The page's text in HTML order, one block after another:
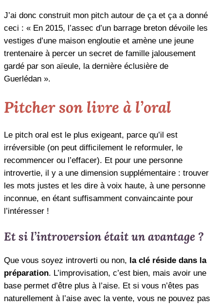
J’ai donc construit mon pitch autour de ça et ça a donné
ceci : « En 2015, l’assec d’un barrage breton dévoile les
vestiges d’une maison engloutie et amène une jeune
trentenaire à percer un secret de famille jalousement
gardé par son aïeule, la dernière éclusière de
Guerlédan ».
Pitcher son livre à l’oral
Le pitch oral est le plus exigeant, parce qu’il est
irréversible (on peut difficilement le reformuler, le
recommencer ou l’effacer). Et pour une personne
introvertie, il y a une dimension supplémentaire : trouver
les mots justes et les dire à voix haute, à une personne
inconnue, en étant suffisamment convaincainte pour
l’intéresser !
Et si l’introversion était un avantage ?
Que vous soyez introverti ou non, la clé réside dans la
préparation. L’improvisation, c’est bien, mais avoir une
base permet d’être plus à l’aise. Et si vous n’êtes pas
naturellement à l’aise avec la vente, vous ne pouvez pas